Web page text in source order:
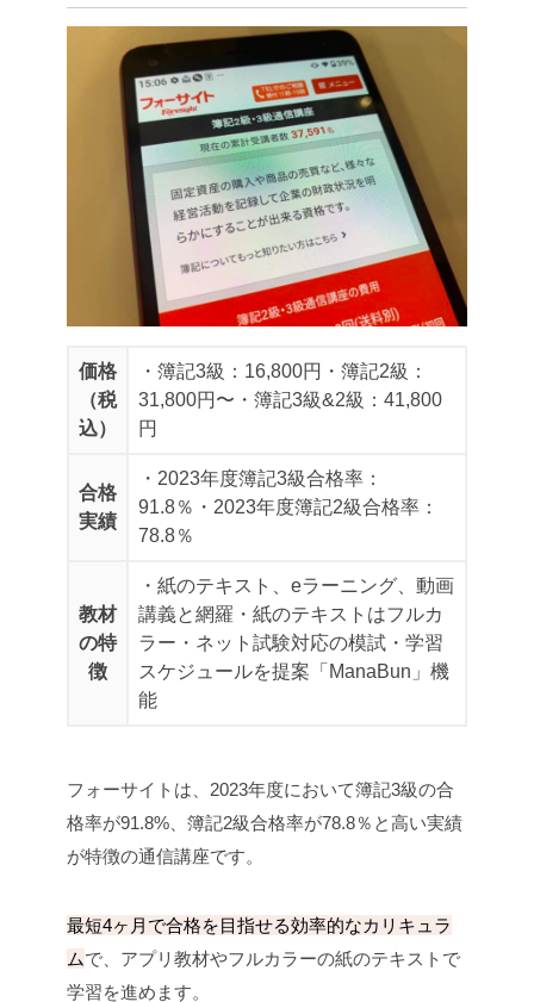
価格
（税
込）
・簿記3級：16,800円 ・簿記2級：
31,800円〜 ・簿記3級&2級：41,800
円
合格
実績
・2023年度簿記3級合格率：
91.8％ ・2023年度簿記2級合格率：
78.8％
教材
の特
徴
・紙のテキスト、eラーニング、動画
講義と網羅 ・紙のテキストはフルカ
ラー ・ネット試験対応の模試 ・学習
スケジュールを提案「ManaBun」機
能
フォーサイトは、2023年度において簿記3級の合
格率が91.8%、簿記2級合格率が78.8％と高い実績
が特徴の通信講座です。
最短4ヶ月で合格を目指せる効率的なカリキュラ
ムで、アプリ教材やフルカラーの紙のテキストで
学習を進めます。